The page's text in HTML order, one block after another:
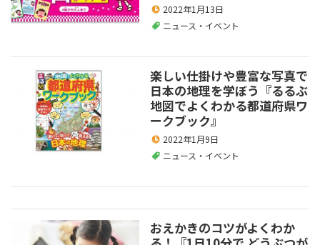
2022年1月13日
ニュース・イベント
楽しい仕掛けや豊富な写真で
日本の地理を学ぼう『るるぶ
地図でよくわかる都道府県ワ
ークブック』
2022年1月9日
ニュース・イベント
おえかきのコツがよくわか